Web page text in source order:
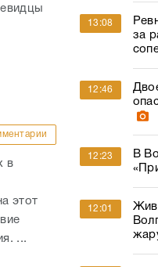
в
этот
...
13:08
за
12:46
12:23
В
12:01